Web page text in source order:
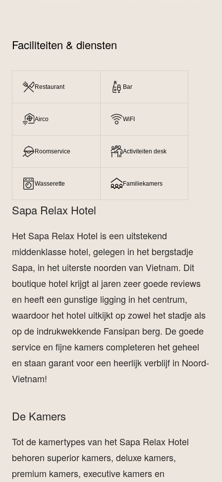
Sapa Relax Hotel
Het Sapa Relax Hotel is een uitstekend
middenklasse hotel, gelegen in het bergstadje
Sapa, in het uiterste noorden van Vietnam. Dit
boutique hotel krijgt al jaren zeer goede reviews
en heeft een gunstige ligging in het centrum,
waardoor het hotel uitkijkt op zowel het stadje als
op de indrukwekkende Fansipan berg. De goede
service en fijne kamers completeren het geheel
en staan garant voor een heerlijk verblijf in Noord-
Vietnam!
De Kamers
Tot de kamertypes van het Sapa Relax Hotel
behoren superior kamers, deluxe kamers,
premium kamers, executive kamers en
Faciliteiten & diensten
Restaurant Bar
Airco WiFI
Roomservice Activiteiten desk
Wasserette Familiekamers